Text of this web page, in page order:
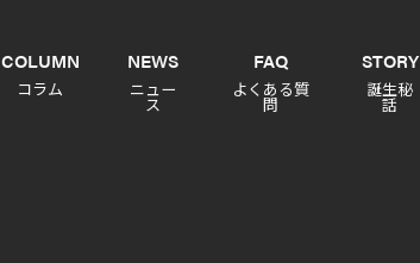
COLUMN
コラム
NEWS
ニュー
ス
FAQ
よくある質
問
STORY
誕生秘
話